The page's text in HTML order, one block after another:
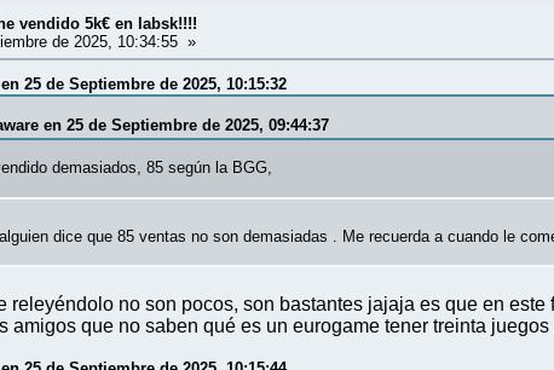
vendido 5k€ en labsk!!!!
de 2025, 10:34:55 »
25 de Septiembre de 2025, 10:15:32
en 25 de Septiembre de 2025, 09:44:37
demasiados, 85 según la BGG,
dice que 85 ventas no son demasiadas . Me recuerda a cuando le
releyéndolo no son pocos, son bastantes jajaja es que en
amigos que no saben qué es un eurogame tener treinta